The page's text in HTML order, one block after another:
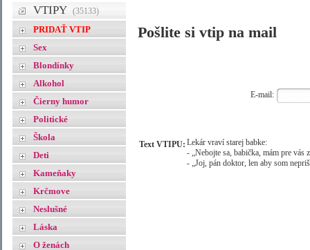
VTIPY (35133)
PRIDAŤ VTIP
Sex
Blondínky
Alkohol
Čierny humor
Politické
Škola
Deti
Kameňaky
Krčmove
Neslušné
Láska
O ženách
Pošlite si vtip na mail
E-mail:
Text VTIPU: Lekár vraví starej babke:
- „Nebojte sa, babička, mám pre
- „Joj, pán doktor, len aby som